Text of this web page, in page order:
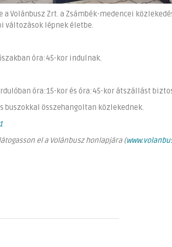
Volánbusz Zrt. a Zsámbék-medencei
változások lépnek életbe.
óra:45-kor indulnak.
óra:15-kor és óra:45-kor átszállást
buszokkal összehangoltan közlekednek.
el a Volánbusz honlapjára (